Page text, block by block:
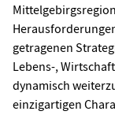
getragenen
Lebens-,
dynamisch
einzigartigen